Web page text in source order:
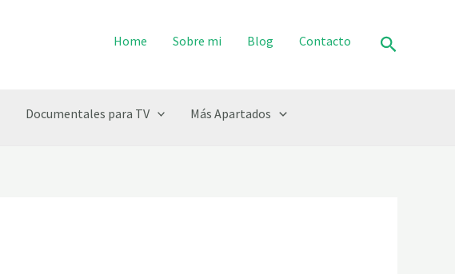
Home Sobre mi Blog Contacto Buscar
Documentales para TV Más Apartados